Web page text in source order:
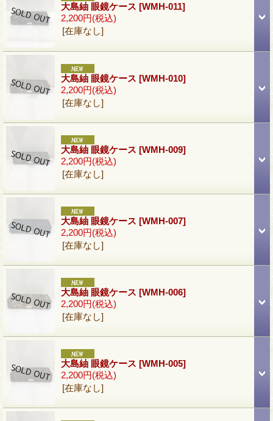
大島紬 眼鏡ケース [WMH-011]
2,200円(税込)
[在庫なし]
大島紬 眼鏡ケース [WMH-010]
2,200円(税込)
[在庫なし]
大島紬 眼鏡ケース [WMH-009]
2,200円(税込)
[在庫なし]
大島紬 眼鏡ケース [WMH-007]
2,200円(税込)
[在庫なし]
大島紬 眼鏡ケース [WMH-006]
2,200円(税込)
[在庫なし]
大島紬 眼鏡ケース [WMH-005]
2,200円(税込)
[在庫なし]